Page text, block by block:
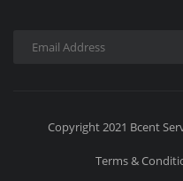
Copyright 2021 Bcent
Terms &